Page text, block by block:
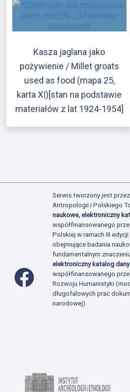
Kasza jaglana jako
pożywienie / Millet groats
used as food (mapa 25,
karta XI)[stan na podstawie
materiałów z lat 1924-1954]
Profil Facebook
Serwis tworzony jest
Antropologii i Polskiego
naukowe, elektroniczny
współfinansowanego
Polskiej w ramach III
obejmujące badania
fundamentalnym
elektroniczny katalog
współfinansowanego
Rozwoju Humanistyki
długofalowych prac
narodowej).